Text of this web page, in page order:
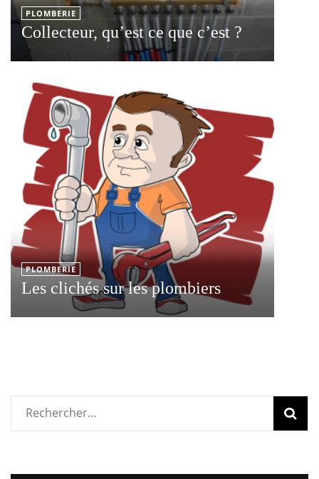
PLOMBERIE
Collecteur, qu’est ce que c’est ?
PLOMBERIE
Les clichés sur les plombiers
Rechercher :